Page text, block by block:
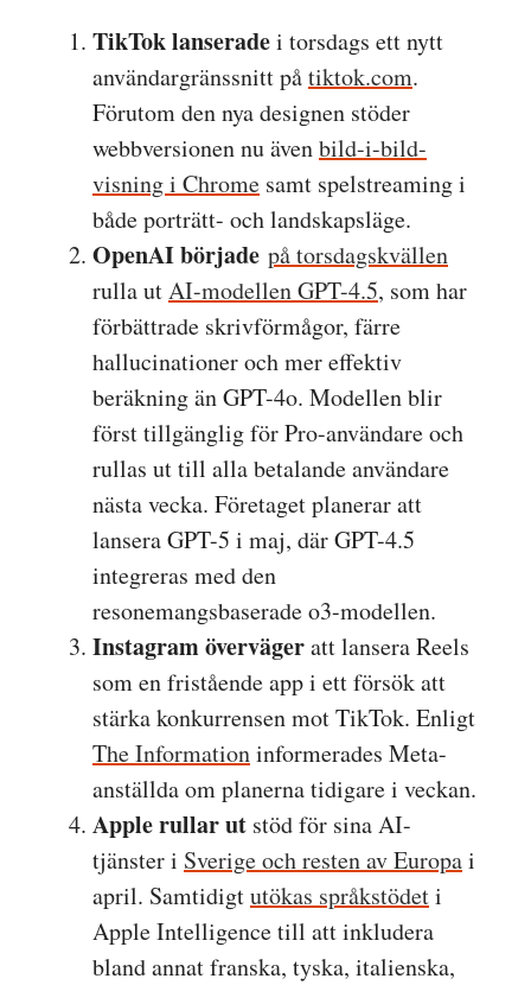
TikTok lanseradei torsdags ett nytt
användargränssnitt påtiktok.com.
Förutom den nya designen stöder
webbversionen nu ävenbild-i-bild-
visning i Chrome samt spelstreaming i
både porträtt- och landskapsläge.
OpenAI började på torsdagskvällen
rulla utAI-modellen GPT-4.5, som har
förbättrade skrivförmågor, färre
hallucinationer och mer effektiv
beräkning än GPT-4o. Modellen blir
först tillgänglig för Pro-användare och
rullas ut till alla betalande användare
nästa vecka. Företaget planerar att
lansera GPT-5 i maj, där GPT-4.5
integreras med den
resonemangsbaserade o3-modellen.
Instagram övervägeratt lansera Reels
som en fristående app i ett försök att
stärka konkurrensen mot TikTok. Enligt
The Informationinformerades Meta-
anställda om planerna tidigare i veckan.
Apple rullar ut stöd för sina AI-
tjänster i Sverige och resten av Europai
april. Samtidigtutökas språkstödeti
Apple Intelligence till att inkludera
bland annat franska, tyska, italienska,